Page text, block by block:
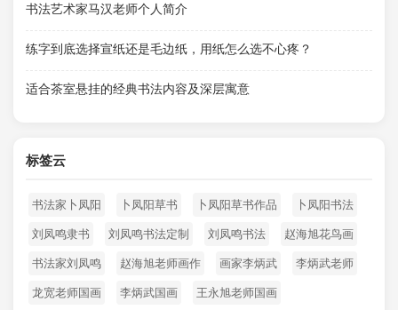
书法艺术家马汉老师个人简介
练字到底选择宣纸还是毛边纸，用纸怎么选不心疼？
适合茶室悬挂的经典书法内容及深层寓意
标签云
书法家卜凤阳 卜凤阳草书 卜凤阳草书作品 卜凤阳书法
刘凤鸣隶书 刘凤鸣书法定制 刘凤鸣书法 赵海旭花鸟画
书法家刘凤鸣 赵海旭老师画作 画家李炳武 李炳武老师
龙宽老师国画 李炳武国画 王永旭老师国画